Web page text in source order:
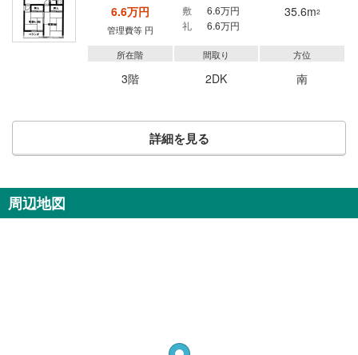
6.6万円
管理費等 円
敷
6.6万円
礼
6.6万円
35.6m2
所在階
3階
間取り
2DK
方位
南
詳細を見る
周辺地図